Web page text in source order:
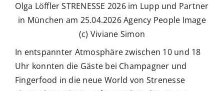
Olga Löffler STRENESSE 2026 im Lupp und Partner
in München am 25.04.2026 Agency People Image
(c) Viviane Simon
In entspannter Atmosphäre zwischen 10 und 18
Uhr konnten die Gäste bei Champagner und
Fingerfood in die neue World von Strenesse